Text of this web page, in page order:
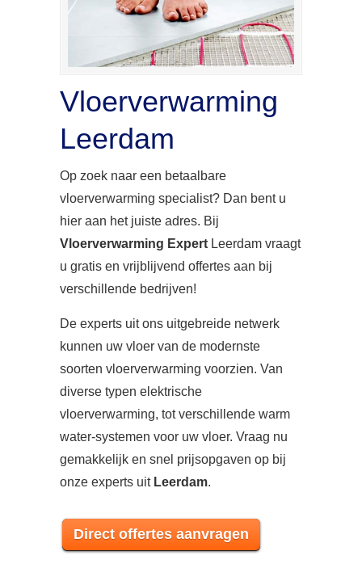
Vloerverwarming
Leerdam
Op zoek naar een betaalbare
vloerverwarming specialist? Dan bent u
hier aan het juiste adres. Bij
Vloerverwarming Expert Leerdam vraagt
u gratis en vrijblijvend offertes aan bij
verschillende bedrijven!
De experts uit ons uitgebreide netwerk
kunnen uw vloer van de modernste
soorten vloerverwarming voorzien. Van
diverse typen elektrische
vloerverwarming, tot verschillende warm
water-systemen voor uw vloer. Vraag nu
gemakkelijk en snel prijsopgaven op bij
onze experts uit Leerdam.
Direct offertes aanvragen